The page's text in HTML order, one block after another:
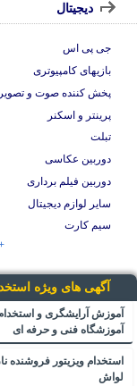
دیجیتال
جی پی اس
بازیهای کامپیوتری
پخش کننده صوت و تصویر
پرینتر و اسکنر
تبلت
دوربین عکاسی
دوربین فیلم برداری
سایر لوازم دیجیتال
سیم کارت
آگهی های ویژه
آموزش آرایشگری و
آموزشگاه فنی و حرفه ای
استخدام ویزیتور فروشنده
لواش